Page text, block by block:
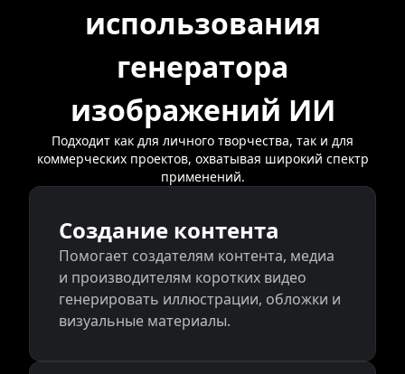
использования
генератора
изображений ИИ
Подходит как для личного творчества, так и для
коммерческих проектов, охватывая широкий спектр
применений.
Создание контента
Помогает создателям контента, медиа
и производителям коротких видео
генерировать иллюстрации, обложки и
визуальные материалы.